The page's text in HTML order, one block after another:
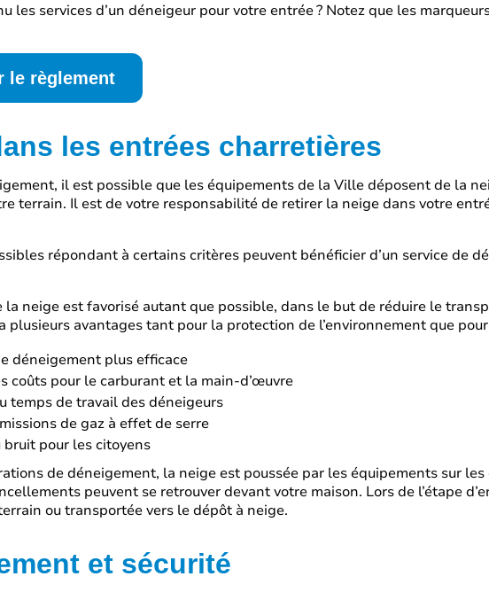
les services d’un déneigeur pour votre entrée ? Notez que les
le règlement
les entrées charretières
il est possible que les équipements de la Ville déposent de la
terrain. Il est de votre responsabilité de retirer la neige dans votre
répondant à certains critères peuvent bénéficier d’un service de
la neige est favorisé autant que possible, dans le but de réduire le
plusieurs avantages tant pour la protection de l’environnement que
déneigement plus efficace
coûts pour le carburant et la main-d’œuvre
temps de travail des déneigeurs
de gaz à effet de serre
pour les citoyens
de déneigement, la neige est poussée par les équipements sur
peuvent se retrouver devant votre maison. Lors de l’étape
ou transportée vers le dépôt à neige.
et sécurité